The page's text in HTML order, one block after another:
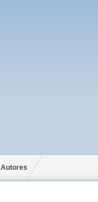
Autores